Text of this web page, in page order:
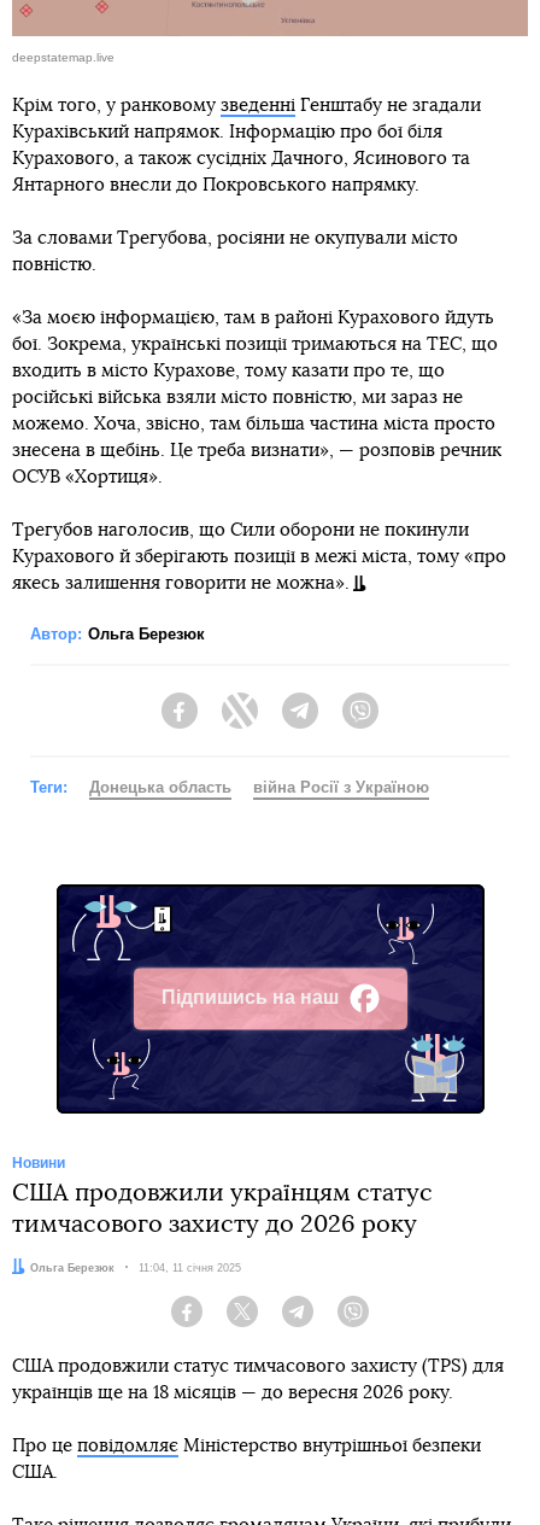
deepstatemap.live
Крім того, у ранковому зведенні Генштабу не згадали
Курахівський напрямок. Інформацію про бої біля
Курахового, а також сусідніх Дачного, Ясинового та
Янтарного внесли до Покровського напрямку.
За словами Трегубова, росіяни не окупували місто
повністю.
«За моєю інформацією, там в районі Курахового йдуть
бої. Зокрема, українські позиції тримаються на ТЕС, що
входить в місто Курахове, тому казати про те, що
російські війська взяли місто повністю, ми зараз не
можемо. Хоча, звісно, там більша частина міста просто
знесена в щебінь. Це треба визнати», — розповів речник
ОСУВ «Хортиця».
Трегубов наголосив, що Сили оборони не покинули
Курахового й зберігають позиції в межі міста, тому «про
якесь залишення говорити не можна».
Автор: Ольга Березюк
FacebookTwitter Telegram
Теги: Донецька область війна Росії з Україною
Підпишись на наш
Facebook
Новини
США продовжили українцям статус
тимчасового захисту до 2026 року
Автор:
Ольга Березюк Дата:
11:04, 11 січня 2025
Facebook Twitter Telegram
США продовжили статус тимчасового захисту (TPS) для
українців ще на 18 місяців — до вересня 2026 року.
Про це повідомляє Міністерство внутрішньої безпеки
США.